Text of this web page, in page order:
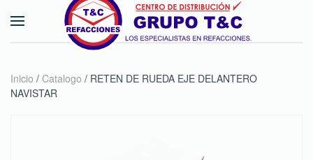
Skip to main content
Inicio / Catalogo / RETEN DE RUEDA EJE DELANTERO
NAVISTAR